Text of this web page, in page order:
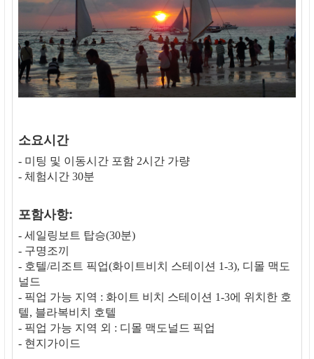
소요시간
- 미팅 및 이동시간 포함 2시간 가량
- 체험시간 30분
포함사항:
- 세일링보트 탑승(30분)
- 구명조끼
- 호텔/리조트 픽업(화이트비치 스테이션 1-3), 디몰 맥도
널드
- 픽업 가능 지역 : 화이트 비치 스테이션 1-3에 위치한 호
텔, 블라복비치 호텔
- 픽업 가능 지역 외 : 디몰 맥도널드 픽업
- 현지가이드